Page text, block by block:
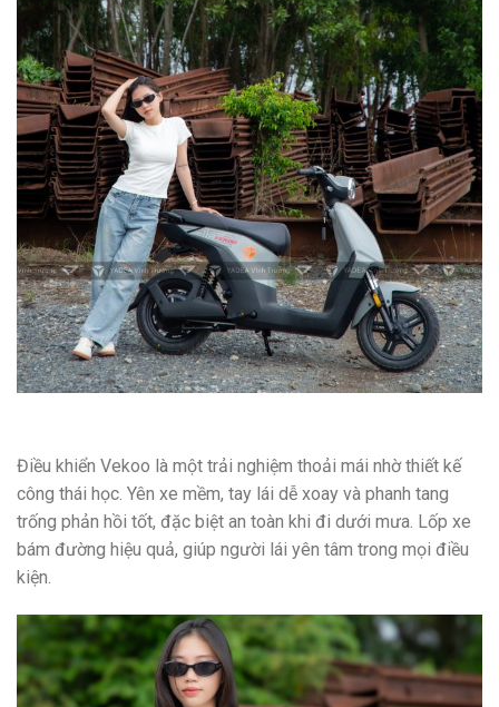
Điều khiển Vekoo là một trải nghiệm thoải mái nhờ thiết kế
công thái học. Yên xe mềm, tay lái dễ xoay và phanh tang
trống phản hồi tốt, đặc biệt an toàn khi đi dưới mưa. Lốp xe
bám đường hiệu quả, giúp người lái yên tâm trong mọi điều
kiện.